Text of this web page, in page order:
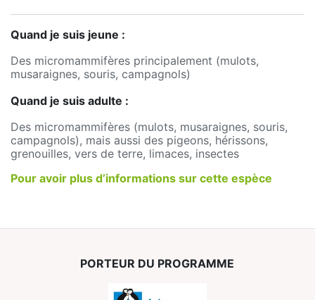
Quand je suis jeune :
Des micromammifères principalement (mulots,
musaraignes, souris, campagnols)
Quand je suis adulte :
Des micromammifères (mulots, musaraignes, souris,
campagnols), mais aussi des pigeons, hérissons,
grenouilles, vers de terre, limaces, insectes
Pour avoir plus d’informations sur cette espèce
PORTEUR DU PROGRAMME